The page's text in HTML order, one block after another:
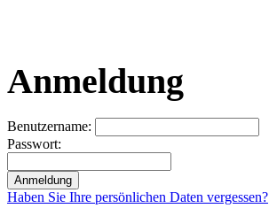
Anmeldung
Benutzername:
Passwort:
Haben Sie Ihre persönlichen Daten vergessen?